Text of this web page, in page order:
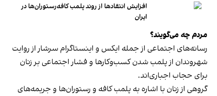
افزایش انتقادها از روند پلمب کافه‌رستوران‌ها در
ایران
مردم چه می‌گویند؟
رسانه‎‌های اجتماعی از جمله ایکس و اینستاگرام سرشار از روایت
شهروندان از پلمب شدن کسب‌وکارها و فشار اجتماعی بر زنان
برای حجاب اجباری‌اند.
گروهی از زنان با اشاره به پلمب کافه و رستوران‌ها و جریمه‌های